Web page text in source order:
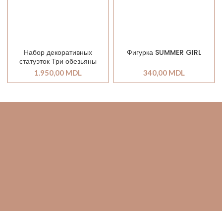
Набор декоративных
статуэток Три обезьяны
1.950,00 MDL
Фигурка SUMMER GIRL
340,00 MDL